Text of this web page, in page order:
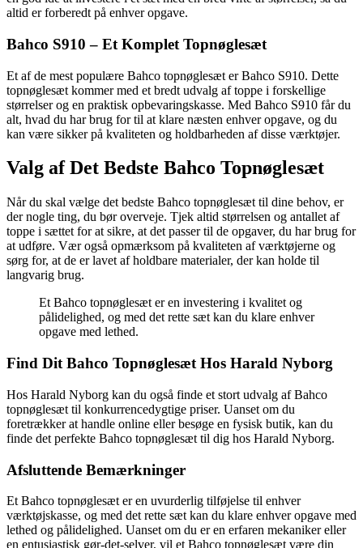
altid er forberedt på enhver opgave.
Bahco S910 – Et Komplet Topnøglesæt
Et af de mest populære Bahco topnøglesæt er Bahco S910. Dette
topnøglesæt kommer med et bredt udvalg af toppe i forskellige
størrelser og en praktisk opbevaringskasse. Med Bahco S910 får du
alt, hvad du har brug for til at klare næsten enhver opgave, og du
kan være sikker på kvaliteten og holdbarheden af disse værktøjer.
Valg af Det Bedste Bahco Topnøglesæt
Når du skal vælge det bedste Bahco topnøglesæt til dine behov, er
der nogle ting, du bør overveje. Tjek altid størrelsen og antallet af
toppe i sættet for at sikre, at det passer til de opgaver, du har brug for
at udføre. Vær også opmærksom på kvaliteten af værktøjerne og
sørg for, at de er lavet af holdbare materialer, der kan holde til
langvarig brug.
Et Bahco topnøglesæt er en investering i kvalitet og
pålidelighed, og med det rette sæt kan du klare enhver
opgave med lethed.
Find Dit Bahco Topnøglesæt Hos Harald Nyborg
Hos Harald Nyborg kan du også finde et stort udvalg af Bahco
topnøglesæt til konkurrencedygtige priser. Uanset om du
foretrækker at handle online eller besøge en fysisk butik, kan du
finde det perfekte Bahco topnøglesæt til dig hos Harald Nyborg.
Afsluttende Bemærkninger
Et Bahco topnøglesæt er en uvurderlig tilføjelse til enhver
værktøjskasse, og med det rette sæt kan du klare enhver opgave med
lethed og pålidelighed. Uanset om du er en erfaren mekaniker eller
en entusiastisk gør-det-selver, vil et Bahco topnøglesæt være din